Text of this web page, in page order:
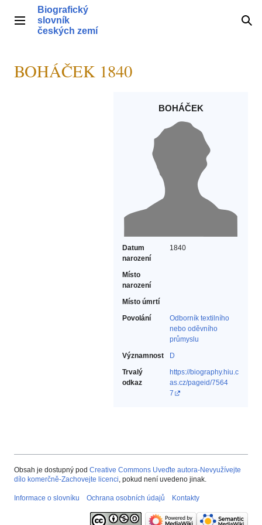
obsahHlavní menu
Biografický
slovník
českých zemí
BOHÁČEK 1840
BOHÁČEK
Datum
narození
1840
Místo
narození
Místo úmrtí
Povolání
Odborník textilního
nebo oděvního
průmyslu‎
Významnost
D
Trvalý
odkaz
https://biography.hiu.c
as.cz/pageid/7564
7
Obsah je dostupný pod Creative Commons Uveďte autora-Nevyužívejte
dílo komerčně-Zachovejte licenci, pokud není uvedeno jinak.
Informace o slovníku Ochrana osobních údajů Kontakty